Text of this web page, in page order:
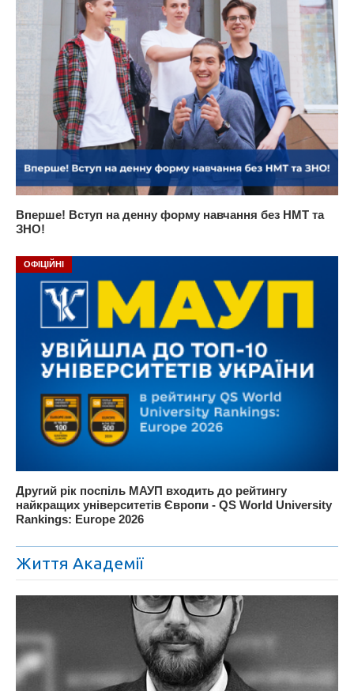
Вперше! Вступ на денну форму навчання без НМТ та
ЗНО!
ОФІЦІЙНІ
Другий рік поспіль МАУП входить до рейтингу
найкращих університетів Європи - QS World University
Rankings: Europe 2026
Життя Академії